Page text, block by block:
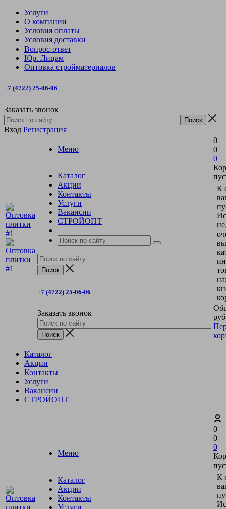
Услуги
О компании
Условия оплаты
Условия доставки
Вопрос-ответ
Юр. Лицам
Оптовка стройматериалов
+7 (4722) 25-06-06
Заказать звонок
Вход Регистрация
Меню
Каталог
Акции
Контакты
Услуги
Вакансии
СТРОЙОПТ
+7 (4722) 25-06-06
Заказать звонок
0
0
0
К
Каталог
Акции
Контакты
Услуги
Вакансии
СТРОЙОПТ
Меню
Каталог
Акции
Контакты
Услуги
0
0
0
К